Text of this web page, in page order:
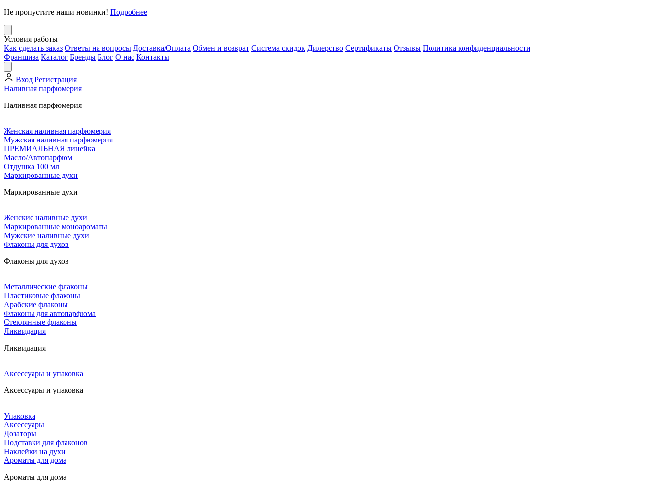
Не пропустите наши новинки! Подробнее
Условия работы
Как сделать заказ Ответы на вопросы Доставка/Оплата Обмен и возврат Система скидок Дилерство Сертификаты Отзывы Политика конфиденциальности
Франшиза Каталог Бренды Блог О нас Контакты
Вход Регистрация
Наливная парфюмерия
Наливная парфюмерия
Женская наливная парфюмерия
Мужская наливная парфюмерия
ПРЕМИАЛЬНАЯ линейка
Масло/Автопарфюм
Отдушка 100 мл
Маркированные духи
Маркированные духи
Женские наливные духи
Маркированные моноароматы
Мужские наливные духи
Флаконы для духов
Флаконы для духов
Металлические флаконы
Пластиковые флаконы
Арабские флаконы
Флаконы для автопарфюма
Стеклянные флаконы
Ликвидация
Ликвидация
Аксессуары и упаковка
Аксессуары и упаковка
Упаковка
Аксессуары
Дозаторы
Подставки для флаконов
Наклейки на духи
Ароматы для дома
Ароматы для дома